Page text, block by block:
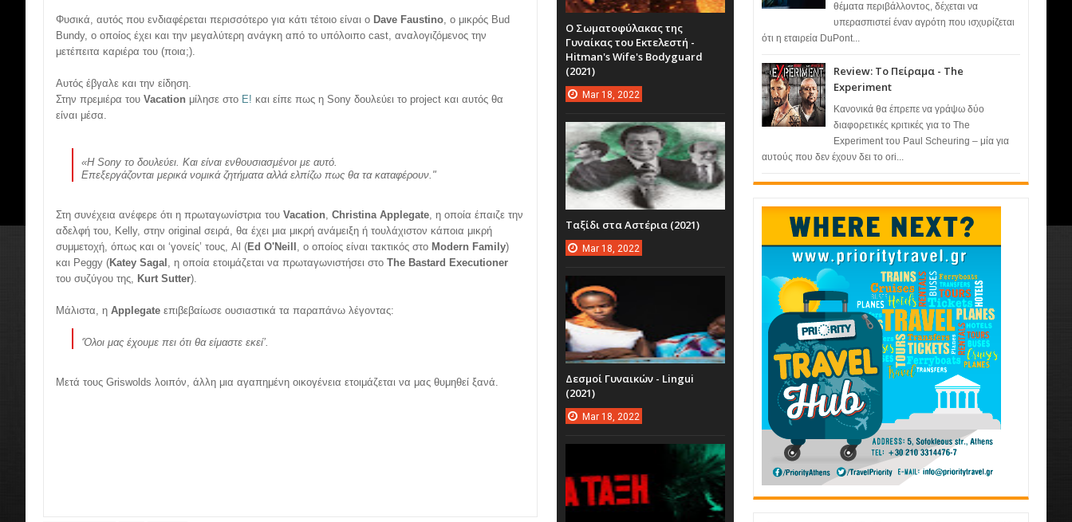
Φυσικά, αυτός που ενδιαφέρεται περισσότερο για κάτι τέτοιο είναι ο Dave Faustino, ο μικρός Bud
Bundy, ο οποίος έχει και την μεγαλύτερη ανάγκη από το υπόλοιπο cast, αναλογιζόμενος την
μετέπειτα καριέρα του (ποια;).
Αυτός έβγαλε και την είδηση.
Στην πρεμιέρα του Vacation μίλησε στο E! και είπε πως η Sony δουλεύει το project και αυτός θα
είναι μέσα.
«Η Sony το δουλεύει. Και είναι ενθουσιασμένοι με αυτό.
Επεξεργάζονται μερικά νομικά ζητήματα αλλά ελπίζω πως θα τα καταφέρουν. "
Στη συνέχεια ανέφερε ότι η πρωταγωνίστρια του Vacation, Christina Applegate, η οποία έπαιζε την
αδελφή του, Kelly, στην original σειρά, θα έχει μια μικρή ανάμειξη ή τουλάχιστον κάποια μικρή
συμμετοχή, όπως και οι ‘γονείς’ τους, Al (Ed O'Neill , ο οποίος είναι τακτικός στο Modern Family)
και Peggy (Katey Sagal , η οποία ετοιμάζεται να πρωταγωνιστήσει στο The Bastard Executioner
του συζύγου της, Kurt Sutter).
Μάλιστα, η Applegate επιβεβαίωσε ουσιαστικά τα παραπάνω λέγοντας:
‘Όλοι μας έχουμε πει ότι θα είμαστε εκεί’.
Μετά τους Griswolds λοιπόν, άλλη μια αγαπημένη οικογένεια ετοιμάζεται να μας θυμηθεί ξανά.
θέματα περιβάλλοντος, δέχεται να
υπερασπιστεί έναν αγρότη που ισχυρίζεται
ότι η εταιρεία DuPont...
Review: Το Πείραμα - The
Experiment
Κανονικά θα έπρεπε να γράψω δύο
διαφορετικές κριτικές για το The
Experiment του Paul Scheuring – μία για
αυτούς που δεν έχουν δει το ori...
Ο Σωματοφύλακας της
Γυναίκας του Εκτελεστή -
Hitman's Wife's Bodyguard
(2021)
Mar 18, 2022
Ταξίδι στα Αστέρια (2021)
Mar 18, 2022
Δεσμοί Γυναικών - Lingui
(2021)
Mar 18, 2022